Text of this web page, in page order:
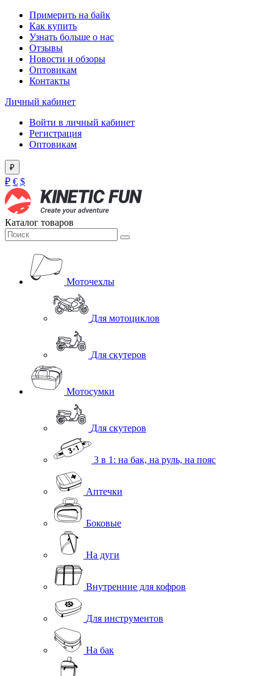
Примерить на байк
Как купить
Узнать больше о нас
Отзывы
Новости и обзоры
Оптовикам
Контакты
Личный кабинет
Войти в личный кабинет
Регистрация
Оптовикам
₽
₽ € $
Каталог товаров
Моточехлы
Для мотоциклов
Для скутеров
Мотосумки
Для скутеров
3 в 1: на бак, на руль, на пояс
Аптечки
Боковые
На дуги
Внутренние для кофров
Для инструментов
На бак